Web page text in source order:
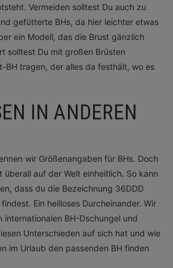
Vermeiden solltest Du auch zu
gefütterte BHs, da hier leichter etwas
ein Modell, das die Brust gänzlich
solltest Du mit großen Brüsten
BH tragen, der alles da festhält, wo es
IN ANDEREN L
wir Größenangaben für BHs. Doch
überall auf der Welt einheitlich. So kann
dass du die Bezeichnung 36DDD
Ein heilloses Durcheinander. Wir
internationalen BH-Dschungel und
Unterschieden auf sich hat und wie
im Urlaub den passenden BH finden